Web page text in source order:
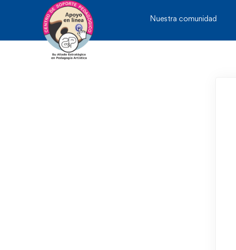
Nuestra comunidad